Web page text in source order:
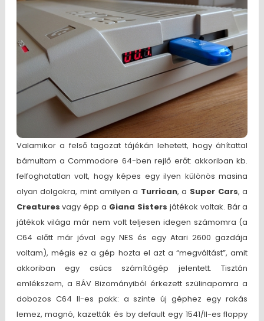
Valamikor a felső tagozat tájékán lehetett, hogy áhítattal
bámultam a Commodore 64-ben rejlő erőt: akkoriban kb.
felfoghatatlan volt, hogy képes egy ilyen különös masina
olyan dolgokra, mint amilyen a Turrican, a Super Cars, a
Creatures vagy épp a Giana Sisters játékok voltak. Bár a
játékok világa már nem volt teljesen idegen számomra (a
C64 előtt már jóval egy NES és egy Atari 2600 gazdája
voltam), mégis ez a gép hozta el azt a “megváltást”, amit
akkoriban egy csúcs számítógép jelentett. Tisztán
emlékszem, a BÁV Bizományiból érkezett szülinapomra a
dobozos C64 II-es pakk: a szinte új géphez egy rakás
lemez, magnó, kazetták és by default egy 1541/II-es floppy